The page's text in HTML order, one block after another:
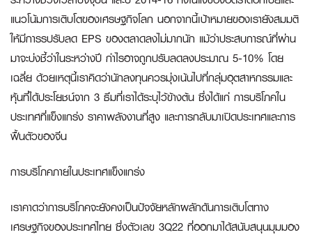
แนวโน้มการเติบโตของเศรษฐกิจโลก นอกจากนี้เป้าหมายของเรายังสมมติ
ให้มีการรปรับลด EPS ของตลาดลงไม่มากนัก แม้ว่าประสบการณ์ที่ผ่าน
มาจะบ่งชี้ว่าในระหว่างปี กำไรอาจถูกปรับลดลงประมาณ 5-10% โดย
เฉลี่ย ด้วยเหตุนี้เราคิดว่านักลงทุนควรมุ่งเน้นไปที่กลุ่มอุตสาหกรรมและ
หุ้นที่ได้ประโยชน์จาก 3 ธีมที่เราได้ระบุไว้ข้างต้น ซึ่งได้แก่ การบริโภคใน
ประเทศที่แข็งแกร่ง ราคาพลังงานที่สูง และการกลับมาเปิดประเทศและการ
ฟื้นตัวของจีน
การบริโภคภายในประเทศแข็งแกร่ง
เราคาดว่าการบริโภคจะยังคงเป็นปัจจัยหลักผลักดันการเติบโตทาง
เศรษฐกิจของประเทศไทย ซึ่งตัวเลข 3Q22 ที่ออกมาได้สนับสนุนมุมมอง